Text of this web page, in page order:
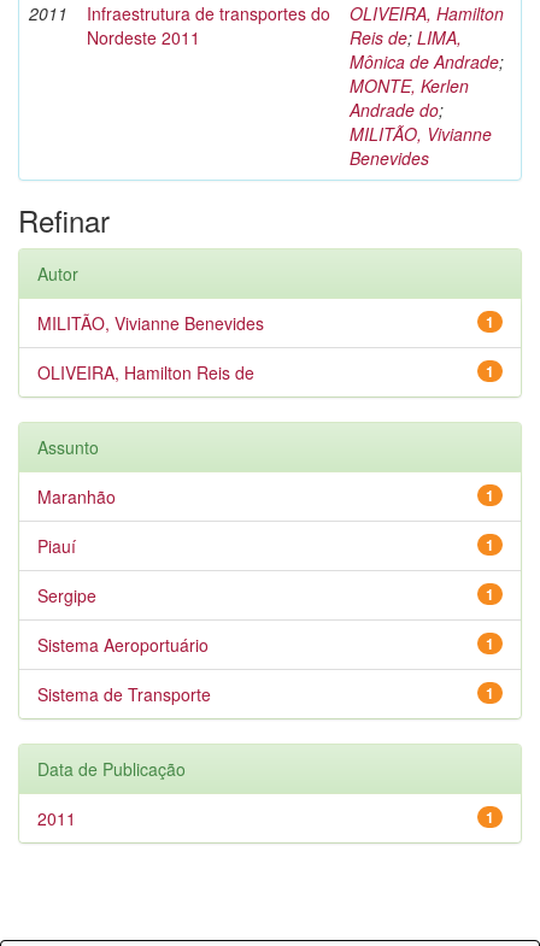
2011
Infraestrutura de transportes do
Nordeste 2011
OLIVEIRA, Hamilton
Reis de; LIMA,
Mônica de Andrade;
MONTE, Kerlen
Andrade do;
MILITÃO, Vivianne
Benevides
Refinar
Autor
1
MILITÃO, Vivianne Benevides
1
OLIVEIRA, Hamilton Reis de
Assunto
1
Maranhão
1
Piauí
1
Sergipe
1
Sistema Aeroportuário
1
Sistema de Transporte
Data de Publicação
1
2011